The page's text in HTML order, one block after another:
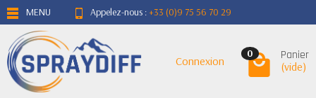
MENU Appelez-nous :+33 (0)9 75 56 70 29
Connexion
0 Panier
(vide)